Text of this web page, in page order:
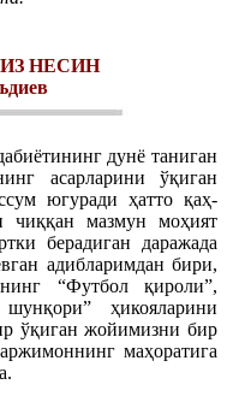
НЕСИН
дунё таниган
асарларини ўқиган
югуради ҳатто қаҳ-
чиққан мазмун моҳият
берадиган даражада
адибларимдан бири,
“Футбол қироли”,
ҳикояларини
ўқиган жойимизни бир
маҳоратига